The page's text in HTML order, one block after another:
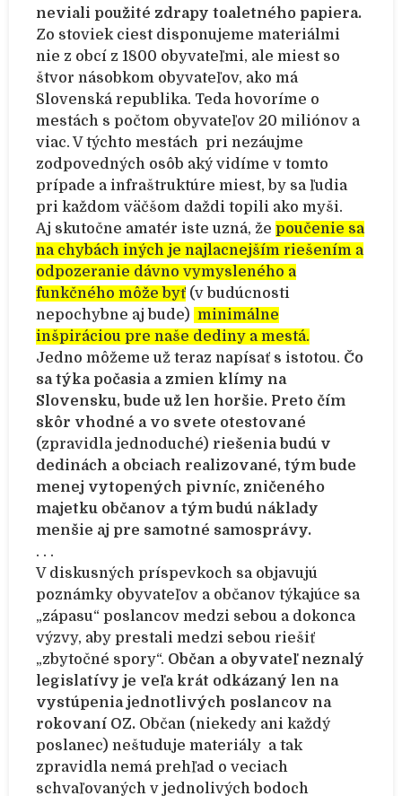
neviali použité zdrapy toaletného papiera.
Zo stoviek ciest disponujeme materiálmi
nie z obcí z 1800 obyvateľmi, ale miest so
štvor násobkom obyvateľov, ako má
Slovenská republika. Teda hovoríme o
mestách s počtom obyvateľov 20 miliónov a
viac. V týchto mestách pri nezáujme
zodpovedných osôb aký vidíme v tomto
prípade a infraštruktúre miest, by sa ľudia
pri každom väčšom daždi topili ako myši.
Aj skutočne amatér iste uzná, že poučenie sa
na chybách iných je najlacnejším riešením a
odpozeranie dávno vymysleného a
funkčného môže byť (v budúcnosti
nepochybne aj bude) minimálne
inšpiráciou pre naše dediny a mestá.
Jedno môžeme už teraz napísať s istotou. Čo
sa týka počasia a zmien klímy na
Slovensku, bude už len horšie. Preto čím
skôr vhodné a vo svete otestované
(zpravidla jednoduché) riešenia budú v
dedinách a obciach realizované, tým bude
menej vytopených pivníc, zničeného
majetku občanov a tým budú náklady
menšie aj pre samotné samosprávy.
. . .
V diskusných príspevkoch sa objavujú
poznámky obyvateľov a občanov týkajúce sa
„zápasu“ poslancov medzi sebou a dokonca
výzvy, aby prestali medzi sebou riešiť
„zbytočné spory“. Občan a obyvateľ neznalý
legislatívy je veľa krát odkázaný len na
vystúpenia jednotlivých poslancov na
rokovaní OZ. Občan (niekedy ani každý
poslanec) neštuduje materiály a tak
zpravidla nemá prehľad o veciach
schvaľovaných v jednolivých bodoch